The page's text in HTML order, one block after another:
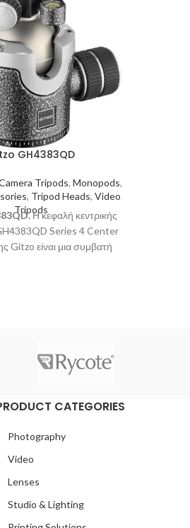
GH4383QD
Tripods, Monopods,
, Tripod Heads, Video
Tripods
.Η κεφαλή κεντρικής
Series 4 Center
Gitzo είναι μια συμβατή
CATEGORIES
Photography
Video
Lenses
Studio & Lighting